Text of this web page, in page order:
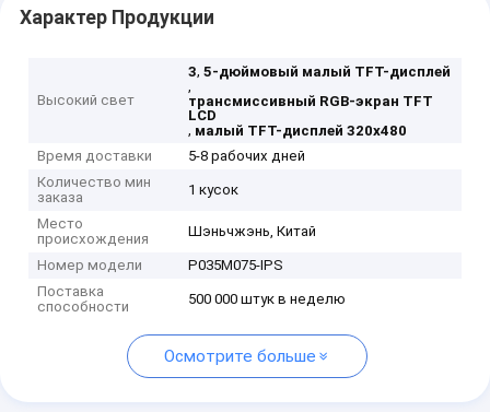
Характер Продукции
Высокий свет
3,5-дюймовый малый TFT-дисплей
,
трансмиссивный RGB-экран TFT
LCD
, малый TFT-дисплей 320x480
Время доставки
5-8 рабочих дней
Количество мин
заказа
1 кусок
Место
происхождения
Шэньчжэнь, Китай
Номер модели
P035M075-IPS
Поставка
способности
500 000 штук в неделю
Осмотрите больше